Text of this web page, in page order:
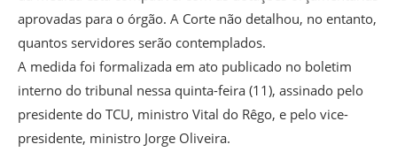
aprovadas para o órgão. A Corte não detalhou, no entanto,
quantos servidores serão contemplados.
A medida foi formalizada em ato publicado no boletim
interno do tribunal nessa quinta-feira (11), assinado pelo
presidente do TCU, ministro Vital do Rêgo, e pelo vice-
presidente, ministro Jorge Oliveira.